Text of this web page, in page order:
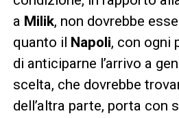
a Milik, non dovrebbe
quanto il
Napoli, con ogni
di anticiparne l’arrivo a
scelta, che dovrebbe
dell’altra parte, porta con